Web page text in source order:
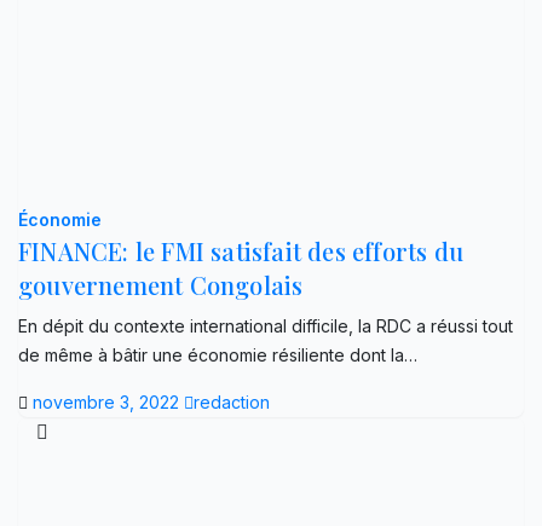
Économie
FINANCE: le FMI satisfait des efforts du
gouvernement Congolais
En dépit du contexte international difficile, la RDC a réussi tout
de même à bâtir une économie résiliente dont la…
novembre 3, 2022 redaction